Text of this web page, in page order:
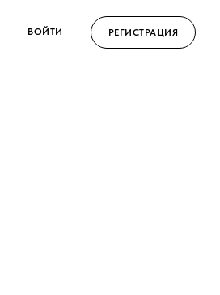
ВОЙТИ РЕГИСТРАЦИЯ